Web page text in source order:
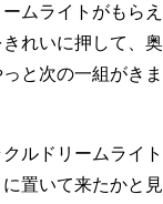
ムライトがもらえ
れいに押して、
と次の一組がきま
ルドリームライト
置いて来たかと